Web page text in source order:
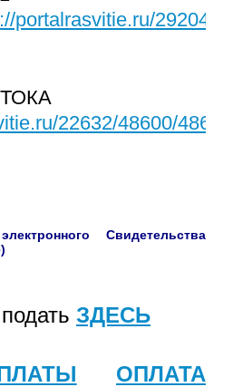
portalrasvitie.ru/29204/
22632/48600/
Свидетельства
ЗДЕСЬ
ОПЛАТА